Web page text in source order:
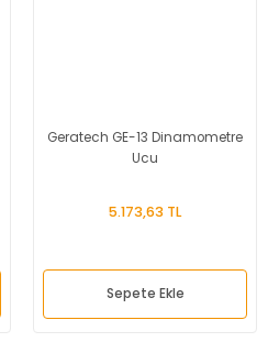
Geratech GE-13 Dinamometre
Ucu
5.173,63 TL
Sepete Ekle